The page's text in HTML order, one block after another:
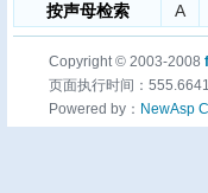
按声母检索
A
Copyright © 2003-2008
页面执行时间：
Powered by： NewAsp